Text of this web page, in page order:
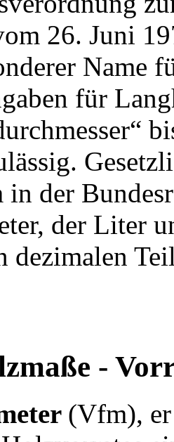
26. Juni
Name
für
in der
der Liter
-